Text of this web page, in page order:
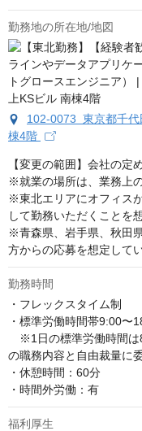
勤務地の所在地/地図
102-0073 東京都千代
棟4階
【変更の範囲】会社の定
※就業の場所は、業務上
※東北エリアにオフィス
して勤務いただくことを
※青森県、岩手県、秋田
方からの応募を想定してい
勤務時間
・フレックスタイム制
・標準労働時間帯9:00〜
※1日の標準労働時間は
の職務内容と自由裁量に
・休憩時間：60分
・時間外労働：有
福利厚生